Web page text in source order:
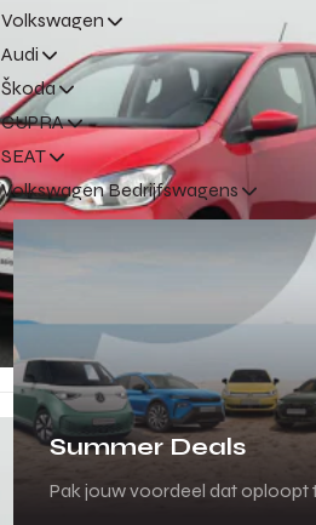
Volkswagen
Audi
Škoda
CUPRA
SEAT
Volkswagen Bedrijfswagens
Summer Deals
Pak jouw voordeel dat oploopt